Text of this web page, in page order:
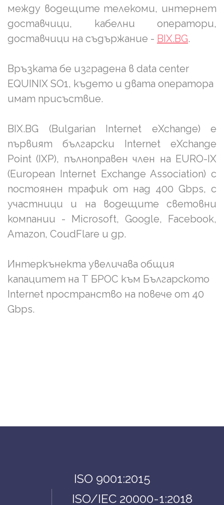
между водещите телекоми, интернет
доставчици, кабелни оператори,
доставчици на съдържание - BIX.BG.
Връзката бе изградена в data center
EQUINIX SO1, където и двата оператора
имат присъствие.
BIX.BG (Bulgarian Internet eXchange) e
първият български Internet eXchange
Point (IXP), пълноправен член на EURO-IX
(European Internet Exchange Association) с
постоянен трафик от над 400 Gbps, с
участници и на водещите световни
компании - Microsoft, Google, Facebook,
Amazon, CoudFlare и др.
Интеркънекта увеличава общия
капацитет на Т БРОС към Българското
Internet пространство на повече от 40
Gbps.
ISO 9001:2015
ISO/IEC 20000-1:2018